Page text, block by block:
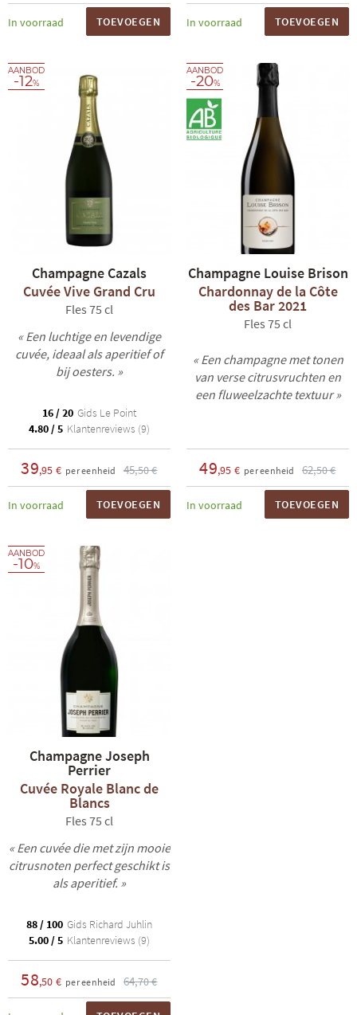
In voorraad TOEVOEGEN In voorraad TOEVOEGEN
AANBOD
-12%
Champagne Cazals
Cuvée Vive Grand Cru
Fles 75 cl
« Een luchtige en levendige
cuvée, ideaal als aperitief of
bij oesters. »
16 / 20 Gids Le Point
4.80 / 5 Klantenreviews (9)
39,95 € per eenheid 45,50 €
In voorraad TOEVOEGEN
AANBOD
-20%
Champagne Louise Brison
Chardonnay de la Côte
des Bar 2021
Fles 75 cl
« Een champagne met tonen
van verse citrusvruchten en
een fluweelzachte textuur »
49,95 € per eenheid 62,50 €
In voorraad TOEVOEGEN
AANBOD
-10%
Champagne Joseph
Perrier
Cuvée Royale Blanc de
Blancs
Fles 75 cl
« Een cuvée die met zijn mooie
citrusnoten perfect geschikt is
als aperitief. »
88 / 100 Gids Richard Juhlin
5.00 / 5 Klantenreviews (9)
58,50 € per eenheid 64,70 €